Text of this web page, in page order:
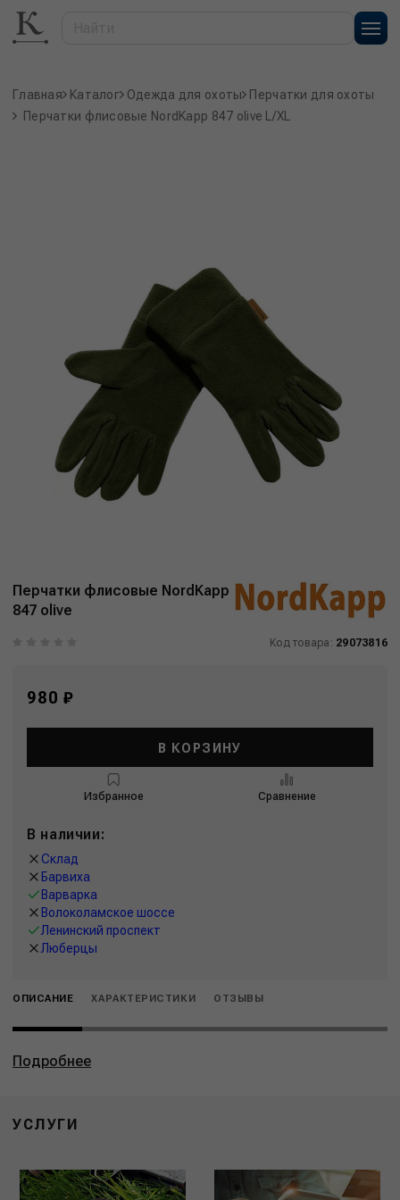
Главная Каталог Одежда для охоты Перчатки для охоты
Перчатки флисовые NordKapp 847 olive L/XL
Перчатки флисовые NordKapp
847 olive
Код товара: 29073816
980 ₽
В КОРЗИНУ
Избранное Сравнение
В наличии:
Склад
Барвиха
Варварка
Волоколамское шоссе
Ленинский проспект
Люберцы
ОПИСАНИЕ ХАРАКТЕРИСТИКИ ОТЗЫВЫ
Подробнее
УСЛУГИ